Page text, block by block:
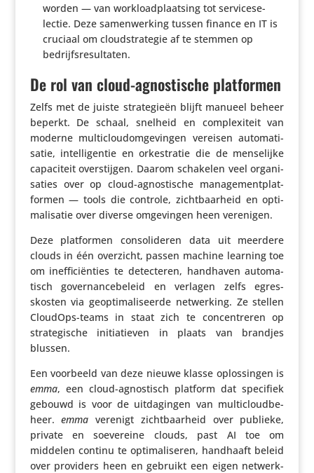
worden — van worklo­ad­plaat­sing tot servi­ce­se­
lectie. Deze samen­wer­king tussen finance en IT is
cruciaal om cloud­stra­tegie af te stemmen op
bedrijfsresultaten.
De rol van cloud-agnostische platformen
Zelfs met de juiste stra­te­gieën blijft manueel beheer
beperkt. De schaal, snelheid en complexi­teit van
moderne multi­cloudom­ge­vingen vereisen auto­ma­ti­
satie, intel­li­gentie en orkestratie die de mense­lijke
capa­ci­teit over­stijgen. Daarom schakelen veel orga­ni­
sa­ties over op cloud-agnos­ti­sche mana­ge­ment­plat­
formen — tools die controle, zicht­baar­heid en opti­
ma­li­satie over diverse omge­vingen heen verenigen.
Deze plat­formen conso­li­deren data uit meerdere
clouds in één overzicht, passen machine learning toe
om inef­fi­ci­ën­ties te detec­teren, handhaven auto­ma­
tisch gover­nan­ce­be­leid en verlagen zelfs egres­
skosten via geop­ti­ma­li­seerde netwer­king. Ze stellen
CloudOps-teams in staat zich te concen­treren op
stra­te­gi­sche initi­a­tieven in plaats van brandjes
blussen.
Een voorbeeld van deze nieuwe klasse oplos­singen is
emma, een cloud-agnos­tisch platform dat specifiek
gebouwd is voor de uitda­gingen van multi­cloud­be­
heer.emma verenigt zicht­baar­heid over publieke,
private en soeve­reine clouds, past AI toe om
middelen continu te opti­ma­li­seren, handhaaft beleid
over providers heen en gebruikt een eigen netwerk­